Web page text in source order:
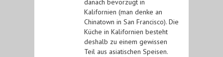
danach bevorzugt in
Kalifornien (man denke an
Chinatown in San Francisco). Die
Küche in Kalifornien besteht
deshalb zu einem gewissen
Teil aus asiatischen Speisen.